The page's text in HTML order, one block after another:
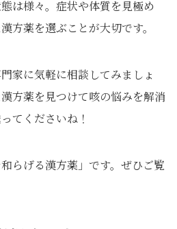
は様々。症状や体質を見極め
方薬を選ぶことが大切です。
家に気軽に相談してみましょ
方薬を見つけて咳の悩みを解消
てくださいね！
らげる漢方薬」です。ぜひご覧